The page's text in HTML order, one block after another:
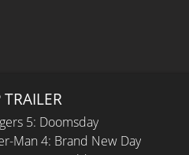
5: Doomsday
Man 4: Brand New Day